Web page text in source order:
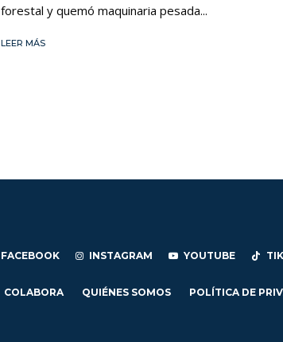
forestal y quemó maquinaria pesada...
LEER MÁS
FACEBOOK INSTAGRAM YOUTUBE
COLABORA QUIÉNES SOMOS POLÍTICA DE